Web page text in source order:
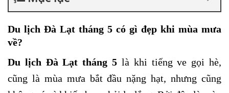
Du lịch Đà Lạt tháng 5 có gì đẹp khi mùa mưa
về?
Du lịch Đà Lạt tháng 5 là khi tiếng ve gọi hè,
cũng là mùa mưa bắt đầu nặng hạt, nhưng cũng